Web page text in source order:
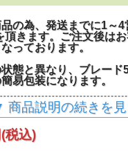
の為、発送までに1～4
頂きます。ご注文後は
っております。
態と異なり、ブレード
易包装になります。
クロエッジ処理』
焼きつかない・長寿命：
商品説明の続きを
(税込)